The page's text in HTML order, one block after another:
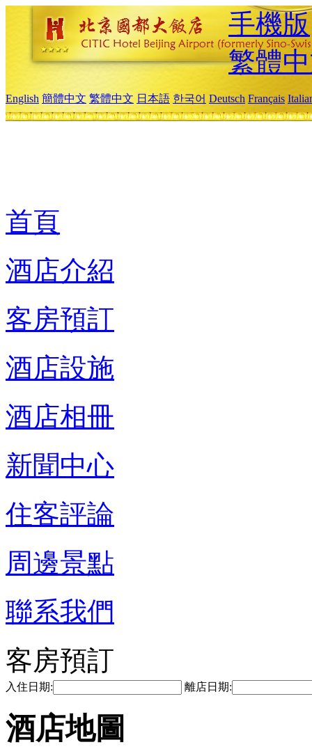
手機版
繁體
English 簡體中文 繁體中文 日本語 한국어 Deutsch Français
首頁
酒店介紹
客房預訂
酒店設施
酒店相冊
新聞中心
住客評論
周邊景點
聯系我們
客房預訂
入住日期: 離店日期:
酒店地圖